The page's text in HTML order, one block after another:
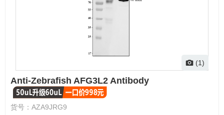
(1)
Anti-Zebrafish AFG3L2 Antibody
货号： AZA9JRG9